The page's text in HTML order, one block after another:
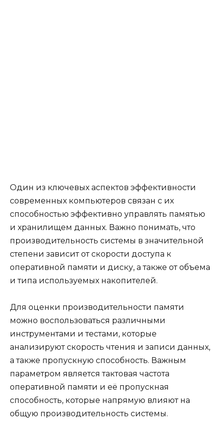
Один из ключевых аспектов эффективности
современных компьютеров связан с их
способностью эффективно управлять памятью
и хранилищем данных. Важно понимать, что
производительность системы в значительной
степени зависит от скорости доступа к
оперативной памяти и диску, а также от объема
и типа используемых накопителей.
Для оценки производительности памяти
можно воспользоваться различными
инструментами и тестами, которые
анализируют скорость чтения и записи данных,
а также пропускную способность. Важным
параметром является тактовая частота
оперативной памяти и её пропускная
способность, которые напрямую влияют на
общую производительность системы.